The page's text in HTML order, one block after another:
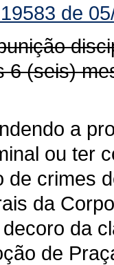
de
6 (seis)
a
ou ter
de crimes
da
da
de